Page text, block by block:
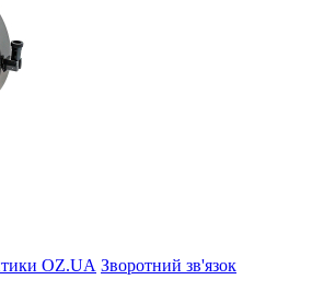
Зворотний зв'язок